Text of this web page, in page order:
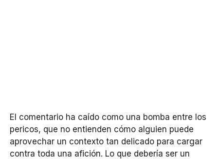
El comentario ha caído como una bomba entre los
pericos, que no entienden cómo alguien puede
aprovechar un contexto tan delicado para cargar
contra toda una afición. Lo que debería ser un